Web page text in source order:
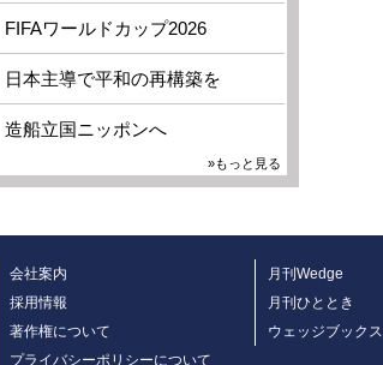
FIFAワールドカップ2026
日本主導で平和の再構築を
造船立国ニッポンへ
»もっと見る
会社案内
採用情報
著作権について
プライバシーポリシーについて
月刊Wedge
月刊ひととき
ウェッジブックス